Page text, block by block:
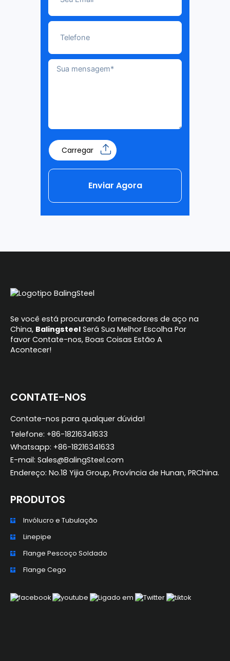
Carregar
Enviar Agora
Se você está procurando fornecedores de aço na
China, Balingsteel Será Sua Melhor Escolha Por
favor Contate-nos, Boas Coisas Estão A
Acontecer!
CONTATE-NOS
Contate-nos para qualquer dúvida!
Telefone: +86-18216341633
Whatsapp: +86-18216341633
E-mail: Sales@BalingSteel.com
Endereço: No.18 Yijia Group, Província de Hunan, PRChina.
PRODUTOS
Invólucro e Tubulação
Linepipe
Flange Pescoço Soldado
Flange Cego
RU